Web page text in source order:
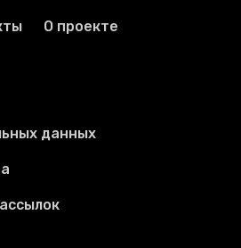
О проекте
данных